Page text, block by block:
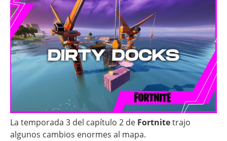
La temporada 3 del capítulo 2 de Fortnitetrajo
algunos cambios enormes al mapa.